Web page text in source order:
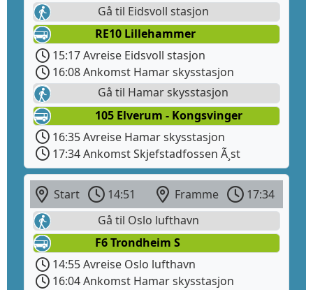
Gå til Eidsvoll stasjon
RE10 Lillehammer
15:17 Avreise Eidsvoll stasjon
16:08 Ankomst Hamar skysstasjon
Gå til Hamar skysstasjon
105 Elverum - Kongsvinger
16:35 Avreise Hamar skysstasjon
17:34 Ankomst Skjefstadfossen Ã¸st
Start 14:51 Framme
17:34
Gå til Oslo lufthavn
F6 Trondheim S
14:55 Avreise Oslo lufthavn
16:04 Ankomst Hamar skysstasjon